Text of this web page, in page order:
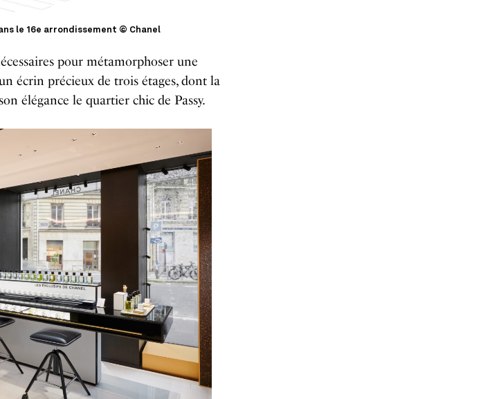
le 16e arrondissement © Chanel
pour métamorphoser une
écrin précieux de trois étages, dont la
élégance le quartier chic de Passy.